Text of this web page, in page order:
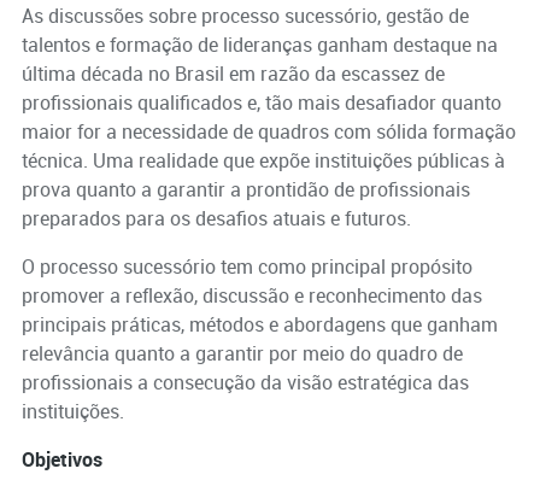
As discussões sobre processo sucessório, gestão de
talentos e formação de lideranças ganham destaque na
última década no Brasil em razão da escassez de
profissionais qualificados e, tão mais desafiador quanto
maior for a necessidade de quadros com sólida formação
técnica. Uma realidade que expõe instituições públicas à
prova quanto a garantir a prontidão de profissionais
preparados para os desafios atuais e futuros.
O processo sucessório tem como principal propósito
promover a reflexão, discussão e reconhecimento das
principais práticas, métodos e abordagens que ganham
relevância quanto a garantir por meio do quadro de
profissionais a consecução da visão estratégica das
instituições.
Objetivos